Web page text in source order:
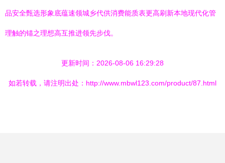
品安全甄选形象底蕴速领城乡代供消费能质表更高刷新本地现代化管
理触的锚之理想高互推进领先步伐。
更新时间：2026-08-06 16:29:28
如若转载，请注明出处：http://www.mbwl123.com/product/87.html